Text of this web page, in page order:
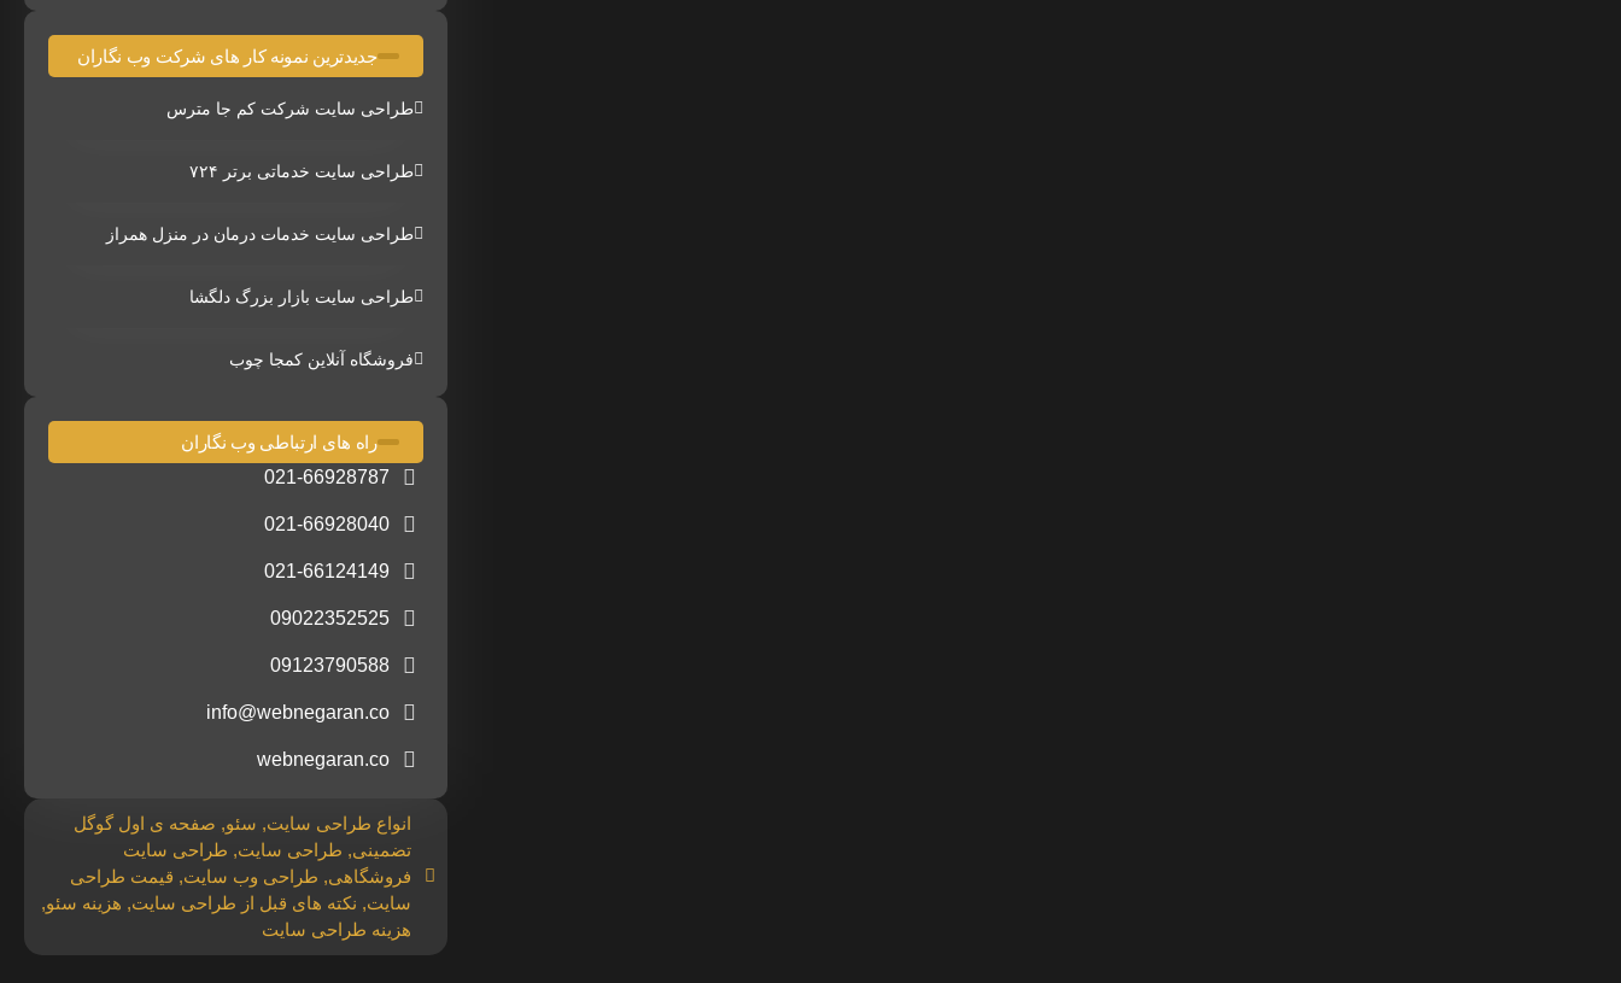
جدیدترین نمونه کار های شرکت وب نگاران
طراحی سایت شرکت کم جا مترس
طراحی سایت خدماتی برتر ۷۲۴
طراحی سایت خدمات درمان در منزل همراز
طراحی سایت بازار بزرگ دلگشا
فروشگاه آنلاین کمجا چوب
راه های ارتباطی وب نگاران
021-66928787
021-66928040
021-66124149
09022352525
09123790588
info@webnegaran.co
webnegaran.co
انواع طراحی سایت, سئو, صفحه ی اول گوگل
تضمینی, طراحی سایت, طراحی سایت
فروشگاهی, طراحی وب سایت, قیمت طراحی
سایت, نکته های قبل از طراحی سایت, هزینه سئو,
هزینه طراحی سایت